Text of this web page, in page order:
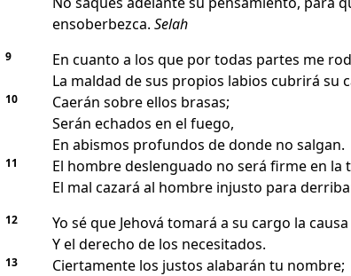
ensoberbezca. Selah
9
En cuanto a los que por todas partes me
La maldad de sus propios labios cubrirá su
10
Caerán sobre ellos brasas;
Serán echados en el fuego,
En abismos profundos de donde no salgan.
11
El hombre deslenguado no será firme en la
El mal cazará al hombre injusto para
12
Yo sé que Jehová tomará a su cargo la
Y el derecho de los necesitados.
13
Ciertamente los justos alabarán tu nombre;